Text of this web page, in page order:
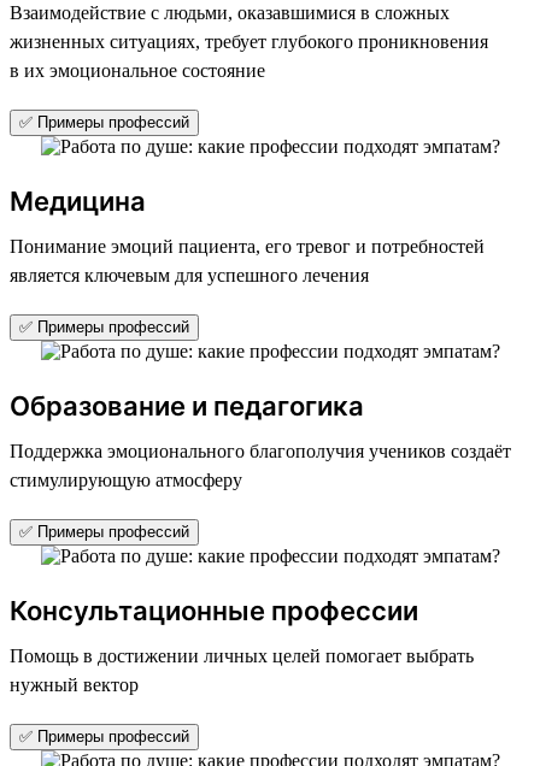
Взаимодействие с людьми, оказавшимися в сложных
жизненных ситуациях, требует глубокого проникновения
в их эмоциональное состояние
✅ Примеры профессий
Медицина
Понимание эмоций пациента, его тревог и потребностей
является ключевым для успешного лечения
✅ Примеры профессий
Образование и педагогика
Поддержка эмоционального благополучия учеников создаёт
стимулирующую атмосферу
✅ Примеры профессий
Консультационные профессии
Помощь в достижении личных целей помогает выбрать
нужный вектор
✅ Примеры профессий